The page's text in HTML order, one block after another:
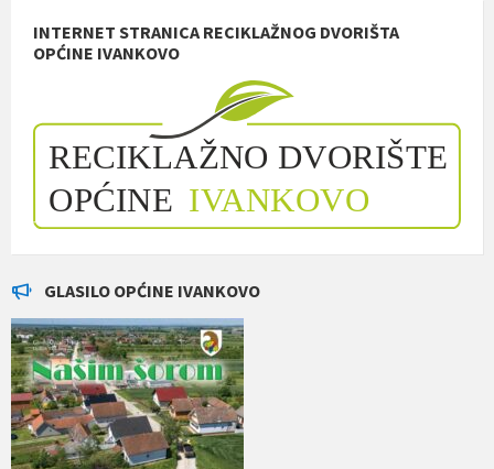
INTERNET STRANICA RECIKLAŽNOG DVORIŠTA
OPĆINE IVANKOVO
GLASILO OPĆINE IVANKOVO